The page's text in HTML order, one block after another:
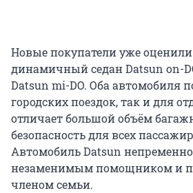
Новые покупатели уже
динамичный седан Datsun on-
Datsun mi-DO. Оба автомобиля
городских поездок, так и для
отличает большой объём
безопасность для всех
Автомобиль Datsun непременно
незаменимым помощником и
членом семьи.